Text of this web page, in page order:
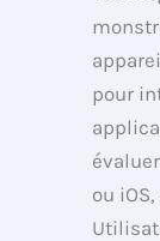
pour
ou